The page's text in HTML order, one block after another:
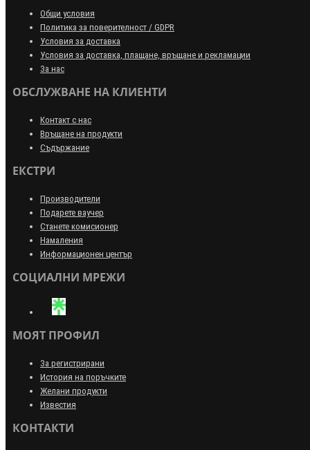
Общи условия
Политика за поверителност / GDPR
Условия за доставка
Условия за доставка, плащане, връщане и рекламации
За нас
ОБСЛУЖВАНЕ НА КЛИЕНТИ
Контакт с нас
Връщане на продукти
Съдържание
ЕКСТРИ
Производители
Подарете ваучер
Станете комисионер
Намаления
Информационен център
СОЦИАЛНИ МРЕЖИ
МОЯТ ПРОФИЛ
За регистрирани
История на поръчките
Желани продукти
Известия
КОНТАКТИ